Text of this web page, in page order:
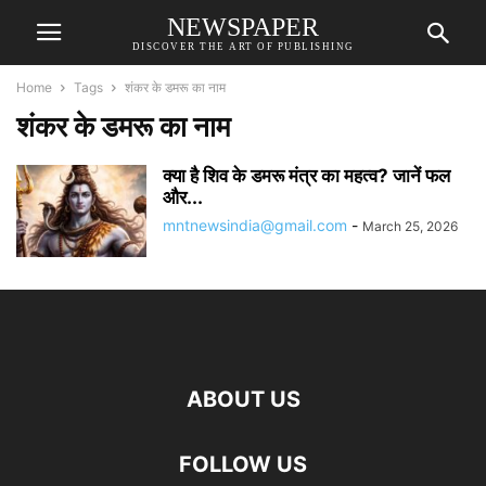
NEWSPAPER
DISCOVER THE ART OF PUBLISHING
Home Tags शंकर के डमरू का नाम
शंकर के डमरू का नाम
क्या है शिव के डमरू मंत्र का महत्व? जानें फल
और...
mntnewsindia@gmail.com - March 25, 2026
ABOUT US
FOLLOW US